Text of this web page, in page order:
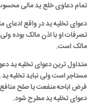
تمام دعاوی خلع ید مالی
دعوای تخلیه ید در واقع
تصرفات او با اذن مالک بوده
مالک است.
متداول ترین دعوای تخلیه ید
مستاجر است ولی نباید تخلیه
فرض اباحه منفعت یا صلح
دعوای تخلیه ید مطرح شود.